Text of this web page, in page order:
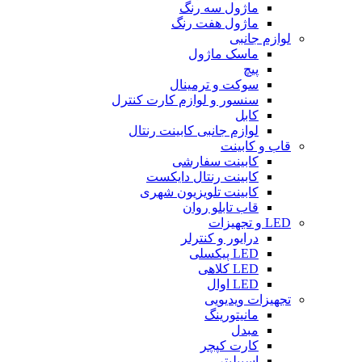
ماژول سه رنگ
ماژول هفت رنگ
لوازم جانبی
ماسک ماژول
سوکت و ترمینال
سنسور و لوازم کارت کنترل
لوازم جانبی کابینت رنتال
قاب و کابینت
کابینت سفارشی
کابینت رنتال دایکست
کابینت تلویزیون شهری
قاب تابلو روان
درایور و کنترلر
تجهیزات ویدیویی
مانیتورینگ
کارت کپچر